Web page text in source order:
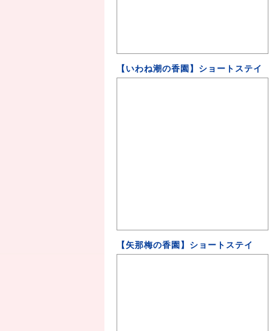
【いわね潮の香園】ショートステイ
【矢那梅の香園】ショートステイ